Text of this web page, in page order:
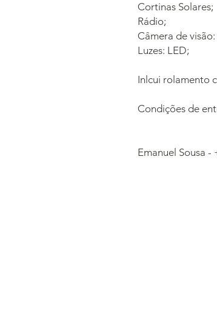
Cortinas Solares;
Rádio;
Câmera de visão:
Luzes: LED;
Inlcui rolamento
Condições de
Emanuel Sousa -